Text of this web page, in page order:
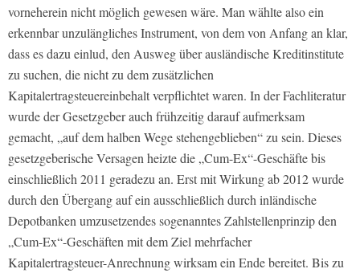
vorneherein nicht möglich gewesen wäre. Man wählte also ein
erkennbar unzulängliches Instrument, von dem von Anfang an klar,
dass es dazu einlud, den Ausweg über ausländische Kreditinstitute
zu suchen, die nicht zu dem zusätzlichen
Kapitalertragsteuereinbehalt verpflichtet waren. In der Fachliteratur
wurde der Gesetzgeber auch frühzeitig darauf aufmerksam
gemacht, „auf dem halben Wege stehengeblieben“ zu sein. Dieses
gesetzgeberische Versagen heizte die „Cum-Ex“-Geschäfte bis
einschließlich 2011 geradezu an. Erst mit Wirkung ab 2012 wurde
durch den Übergang auf ein ausschließlich durch inländische
Depotbanken umzusetzendes sogenanntes Zahlstellenprinzip den
„Cum-Ex“-Geschäften mit dem Ziel mehrfacher
Kapitalertragsteuer-Anrechnung wirksam ein Ende bereitet. Bis zu